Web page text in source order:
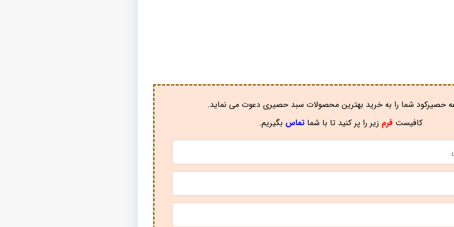
حصیرکود شما را به خرید بهترین محصولات سبد حصیری دعوت می نماید.
کافیستفرم زیر را پر کنید تا با شماتماس بگیریم.